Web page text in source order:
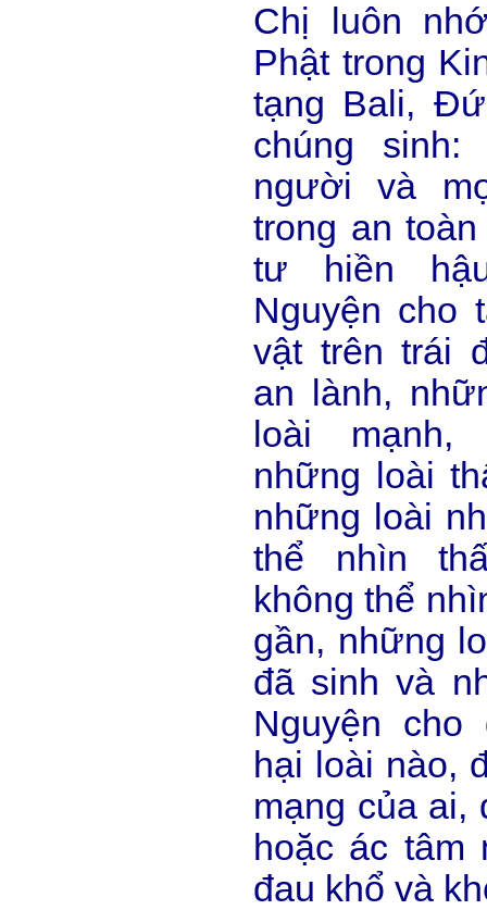
Chị luôn
Phật trong
tạng Bali,
chúng sinh:
người và
trong an
tư hiền
Nguyện cho
vật trên trái
an lành,
loài
những loài
những loài
thể nhìn
không thể
gần, những
đã sinh và
Nguyện
hại loài nào,
mạng của ai,
hoặc ác tâm
đau khổ và